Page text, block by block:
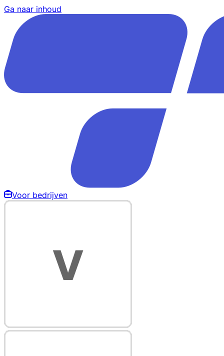
Ga naar inhoud
Voor bedrijven